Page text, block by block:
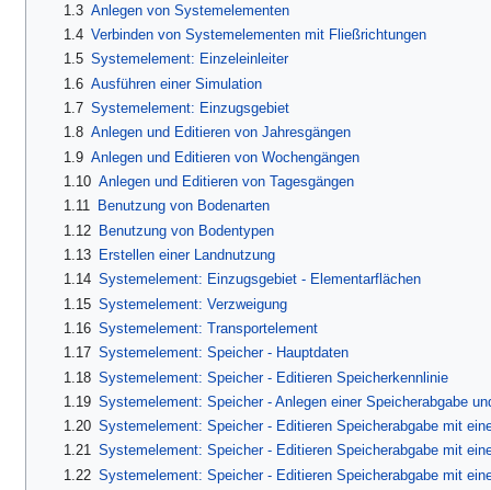
1.3 Anlegen von Systemelementen
1.4 Verbinden von Systemelementen mit Fließrichtungen
1.5 Systemelement: Einzeleinleiter
1.6 Ausführen einer Simulation
1.7 Systemelement: Einzugsgebiet
1.8 Anlegen und Editieren von Jahresgängen
1.9 Anlegen und Editieren von Wochengängen
1.10 Anlegen und Editieren von Tagesgängen
1.11
Benutzung von Bodenarten
1.12 Benutzung von Bodentypen
1.13
Erstellen einer Landnutzung
1.14 Systemelement: Einzugsgebiet - Elementarflächen
1.15 Systemelement: Verzweigung
1.16 Systemelement: Transportelement
1.17 Systemelement: Speicher - Hauptdaten
1.18 Systemelement: Speicher - Editieren Speicherkennlinie
1.19 Systemelement: Speicher - Anlegen einer Speicherabgabe
1.20 Systemelement: Speicher - Editieren Speicherabgabe mit
1.21 Systemelement: Speicher - Editieren Speicherabgabe mit
1.22 Systemelement: Speicher - Editieren Speicherabgabe mit